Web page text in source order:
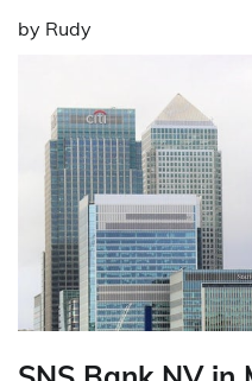
by Rudy